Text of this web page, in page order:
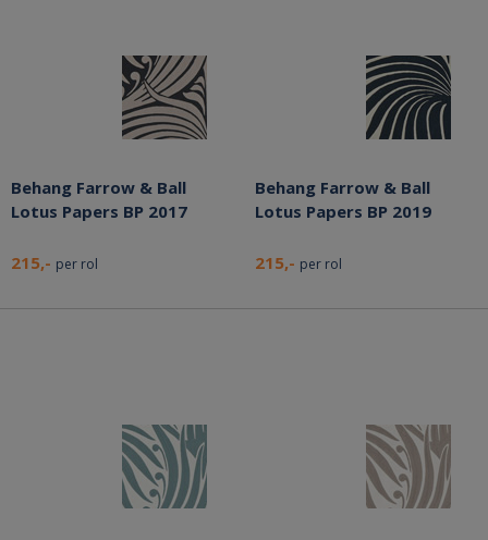
Behang Farrow & Ball
Lotus Papers BP 2017
215,- per rol
Behang Farrow & Ball
Lotus Papers BP 2019
215,- per rol